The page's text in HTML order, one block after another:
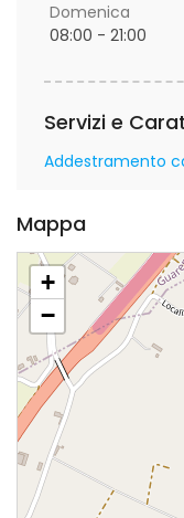
Domenica
08:00 - 21:00
Servizi e
Addestramento
Mappa
+
−